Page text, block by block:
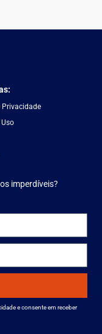
Privacidade
imperdíveis?
e consente em receber